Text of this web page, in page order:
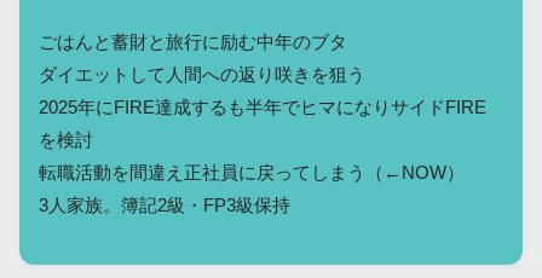
ごはんと蓄財と旅行に励む中年のブタ
ダイエットして人間への返り咲きを狙う
2025年にFIRE達成するも半年でヒマになりサイドFIRE
を検討
転職活動を間違え正社員に戻ってしまう（←NOW）
3人家族。簿記2級・FP3級保持